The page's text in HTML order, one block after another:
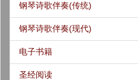
钢琴诗歌伴奏(传统)
钢琴诗歌伴奏(现代)
电子书籍
圣经阅读